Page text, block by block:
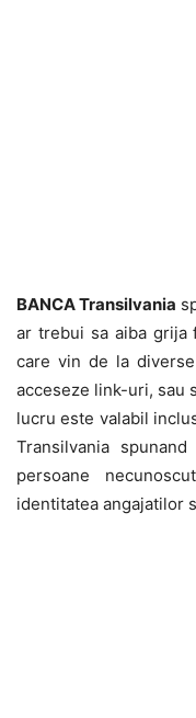
BANCA Transilvania
ar trebui sa aiba grija
care vin de la
acceseze link-uri, sau
lucru este valabil
Transilvania
persoane
identitatea angajatilor